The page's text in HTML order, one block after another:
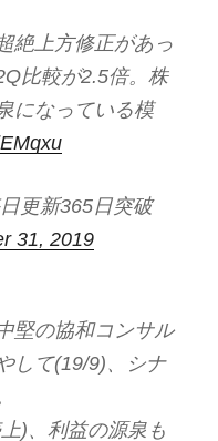
絶上方修正があっ
比較が2.5倍。株
になっている模
更新365日突破
31, 2019
堅の協和コンサル
して(19/9)、シナ
)、利益の源泉も